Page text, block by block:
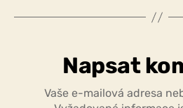
Napsat
Vaše e-mailová adresa